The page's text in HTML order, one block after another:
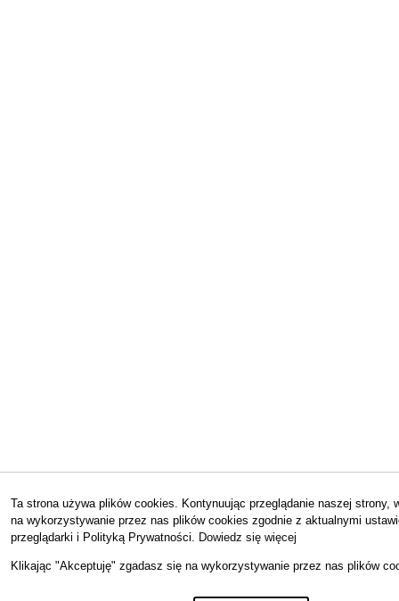
Ta strona używa plików cookies. Kontynuując przeglądanie naszej strony,
na wykorzystywanie przez nas plików cookies zgodnie z aktualnymi
przeglądarki i Polityką Prywatności. Dowiedz się więcej
Klikając "Akceptuję" zgadasz się na wykorzystywanie przez nas plików